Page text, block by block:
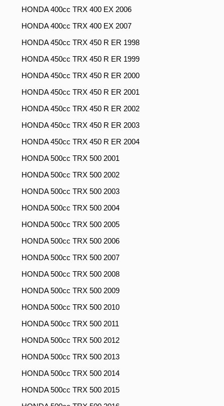
HONDA 400cc TRX 400 EX 2006
HONDA 400cc TRX 400 EX 2007
HONDA 450cc TRX 450 R ER 1998
HONDA 450cc TRX 450 R ER 1999
HONDA 450cc TRX 450 R ER 2000
HONDA 450cc TRX 450 R ER 2001
HONDA 450cc TRX 450 R ER 2002
HONDA 450cc TRX 450 R ER 2003
HONDA 450cc TRX 450 R ER 2004
HONDA 500cc TRX 500 2001
HONDA 500cc TRX 500 2002
HONDA 500cc TRX 500 2003
HONDA 500cc TRX 500 2004
HONDA 500cc TRX 500 2005
HONDA 500cc TRX 500 2006
HONDA 500cc TRX 500 2007
HONDA 500cc TRX 500 2008
HONDA 500cc TRX 500 2009
HONDA 500cc TRX 500 2010
HONDA 500cc TRX 500 2011
HONDA 500cc TRX 500 2012
HONDA 500cc TRX 500 2013
HONDA 500cc TRX 500 2014
HONDA 500cc TRX 500 2015